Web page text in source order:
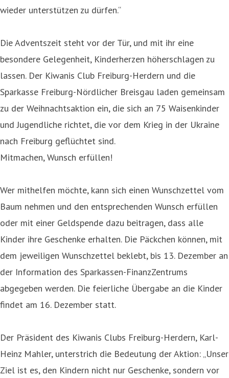
wieder unterstützen zu dürfen.“
Die Adventszeit steht vor der Tür, und mit ihr eine
besondere Gelegenheit, Kinderherzen höherschlagen zu
lassen. Der Kiwanis Club Freiburg-Herdern und die
Sparkasse Freiburg-Nördlicher Breisgau laden gemeinsam
zu der Weihnachtsaktion ein, die sich an 75 Waisenkinder
und Jugendliche richtet, die vor dem Krieg in der Ukraine
nach Freiburg geflüchtet sind.
Mitmachen, Wunsch erfüllen!
Wer mithelfen möchte, kann sich einen Wunschzettel vom
Baum nehmen und den entsprechenden Wunsch erfüllen
oder mit einer Geldspende dazu beitragen, dass alle
Kinder ihre Geschenke erhalten. Die Päckchen können, mit
dem jeweiligen Wunschzettel beklebt, bis 13. Dezember an
der Information des Sparkassen-FinanzZentrums
abgegeben werden. Die feierliche Übergabe an die Kinder
findet am 16. Dezember statt.
Der Präsident des Kiwanis Clubs Freiburg-Herdern, Karl-
Heinz Mahler, unterstrich die Bedeutung der Aktion: „Unser
Ziel ist es, den Kindern nicht nur Geschenke, sondern vor